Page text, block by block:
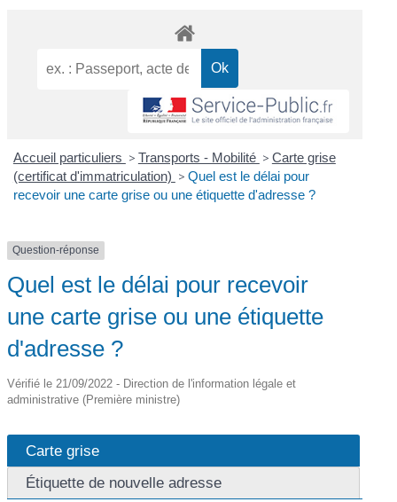
Accueil particuliers > Transports - Mobilité > Carte grise
(certificat d'immatriculation) > Quel est le délai pour
recevoir une carte grise ou une étiquette d'adresse ?
Question-réponse
Quel est le délai pour recevoir
une carte grise ou une étiquette
d'adresse ?
Vérifié le 21/09/2022 - Direction de l'information légale et
administrative (Première ministre)
Carte grise
Étiquette de nouvelle adresse